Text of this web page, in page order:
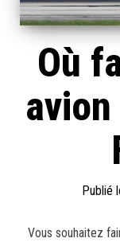
Où
Publié
Vous souhaitez